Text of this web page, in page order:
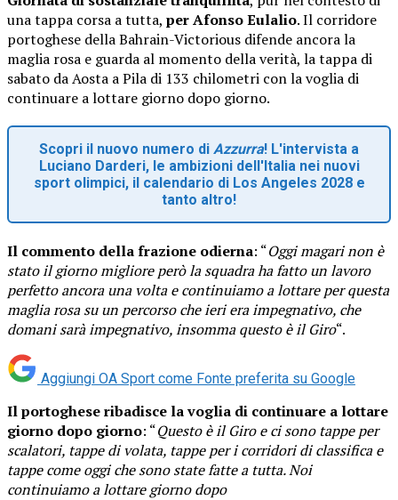
una tappa corsa a tutta, per Afonso Eulalio. Il corridore
portoghese della Bahrain-Victorious difende ancora la
maglia rosa e guarda al momento della verità, la tappa di
sabato da Aosta a Pila di 133 chilometri con la voglia di
continuare a lottare giorno dopo giorno.
Scopri il nuovo numero di Azzurra! L'intervista a
Luciano Darderi, le ambizioni dell'Italia nei nuovi
sport olimpici, il calendario di Los Angeles 2028 e
tanto altro!
Il commento della frazione odierna: “Oggi magari non è
stato il giorno migliore però la squadra ha fatto un lavoro
perfetto ancora una volta e continuiamo a lottare per questa
maglia rosa su un percorso che ieri era impegnativo, che
domani sarà impegnativo, insomma questo è il Giro“.
Aggiungi OA Sport come Fonte preferita su Google
Il portoghese ribadisce la voglia di continuare a lottare
giorno dopo giorno: “Questo è il Giro e ci sono tappe per
scalatori, tappe di volata, tappe per i corridori di classifica e
tappe come oggi che sono state fatte a tutta. Noi
continuiamo a lottare giorno dopo